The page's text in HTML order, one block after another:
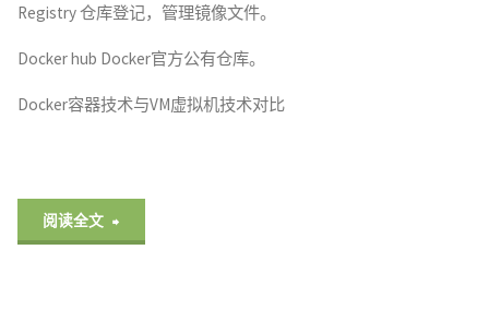
Registry 仓库登记，管理镜像文件。
Docker hub Docker官方公有仓库。
Docker容器技术与VM虚拟机技术对比
阅读全文